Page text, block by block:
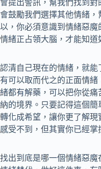
會提出警訊，幫我們找到
會鼓勵我們選擇其他情緒
以，你必須意識到情緒惡
情緒正占領大腦，才能知道
認清自己現在的情緒，就
有可以取而代之的正面情
緒都有解藥，可以把你從
納的境界。只要記得這個
轉化成希望，讓你更了解
感受不到，但其實你已經掌
找出到底是哪一個情緒惡